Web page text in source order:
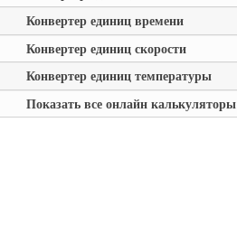
Конвертер единиц времени
Конвертер единиц скорости
Конвертер единиц температуры
Показать все онлайн калькуляторы